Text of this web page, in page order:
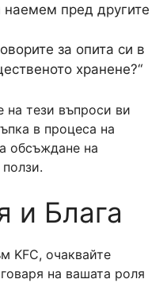
пред другите
за опита си в
хранене?“
на тези въпроси ви
в процеса на
обсъждане на
и Блага
KFC, очаквайте
на вашата роля